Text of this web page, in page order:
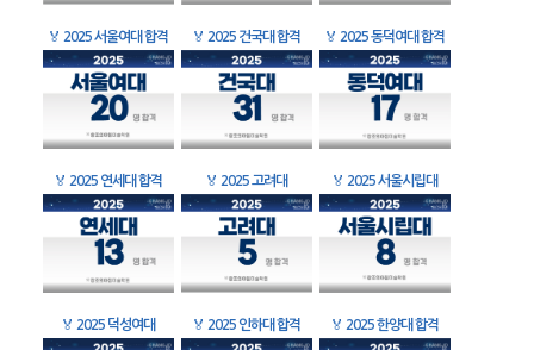
🏅 2025 서울여대 합격 🏅 2025 건국대 합격 🏅 2025 동덕여대 합격
🏅 2025 연세대 합격 🏅 2025 고려대 🏅 2025 서울시립대
🏅 2025 덕성여대 🏅 2025 인하대 합격 🏅 2025 한양대 합격